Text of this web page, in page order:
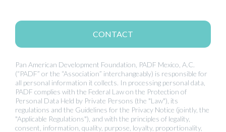
CONTACT
Pan American Development Foundation, PADF Mexico, A.C.
(“PADF” or the “Association” interchangeably) is responsible for
all personal information it collects. In processing personal data,
PADF complies with the Federal Law on the Protection of
Personal Data Held by Private Persons (the "Law"), its
regulations and the Guidelines for the Privacy Notice (jointly, the
"Applicable Regulations"), and with the principles of legality,
consent, information, quality, purpose, loyalty, proportionality,